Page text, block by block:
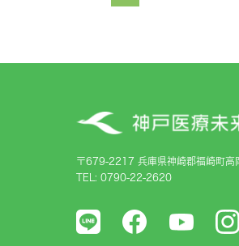
〒679-2217 兵庫県神崎郡福崎町
TEL: 0790-22-2620